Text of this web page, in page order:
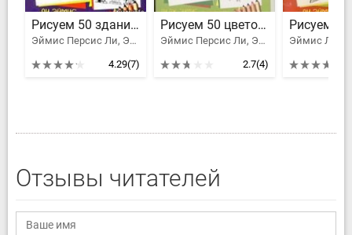
Рисуем 50 зданий и других сооружений
Эймис Персис Ли, Эймис Ли Джей
4.29(7)
Рисуем 50 цветов и деревьев
Эймис Персис Ли, Эймис Ли Джей
2.7(4)
Эймис Ли
Отзывы читателей